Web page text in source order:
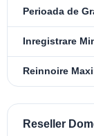
Perioada de
Inregistrare
Reinnoire
Reseller